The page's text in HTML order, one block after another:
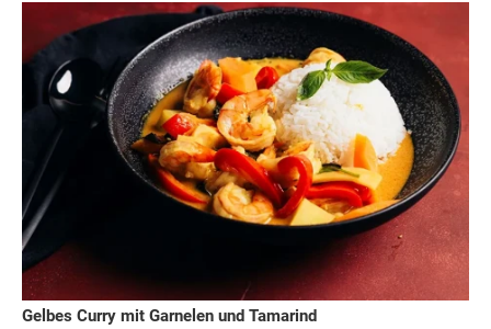
Gelbes Curry mit Garnelen und Tamarind